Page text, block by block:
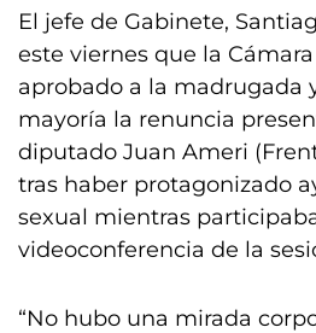
El jefe de Gabinete,
este viernes que la
aprobado a la madrugada
mayoría la renuncia
diputado Juan Ameri
tras haber protagonizado
sexual mientras
videoconferencia de la
“No hubo una mirada